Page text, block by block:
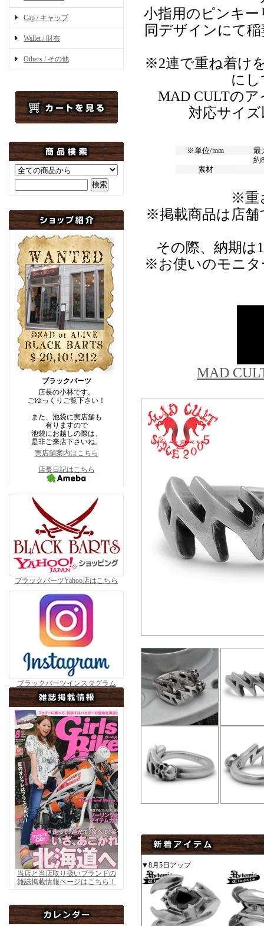
Cap / キャップ
Wallet / 財布
Others / その他
ブラックバーツ
店長の小林です。
ごゆっくりご覧下さい！
また、池袋に実店舗も
有りますので
池袋にお越しの際は、
是非ご来店下さいね。
実店舗案内はこちら
店長日記はこちら
ブラックバーツYahoo店はこちら
ブラックバーツインスタグラム
当店と当店取り扱いブランドの
雑誌掲載情報ページはこちら！
小指用のピンキ
同デザインにて
※2連で重ね着け
に
MAD CULTの
対応サイ
※単位/mm
最
約
素材
※重
※掲載商品は店舗
その際、納期は
※お使いのモニタ
MAD
▼8月5日アップ